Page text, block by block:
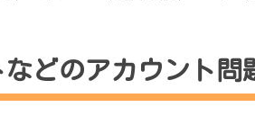
どのアカウント問